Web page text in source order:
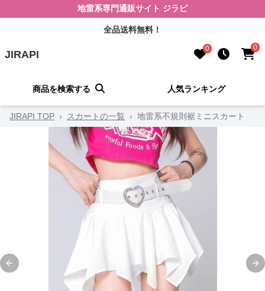
地雷系専門通販サイト ジラピ
全品送料無料！
JIRAPI 0 0
商品を検索する 人気ランキング
JIRAPI TOP › スカートの一覧 › 地雷系不規則裾ミニスカート
Previous slide